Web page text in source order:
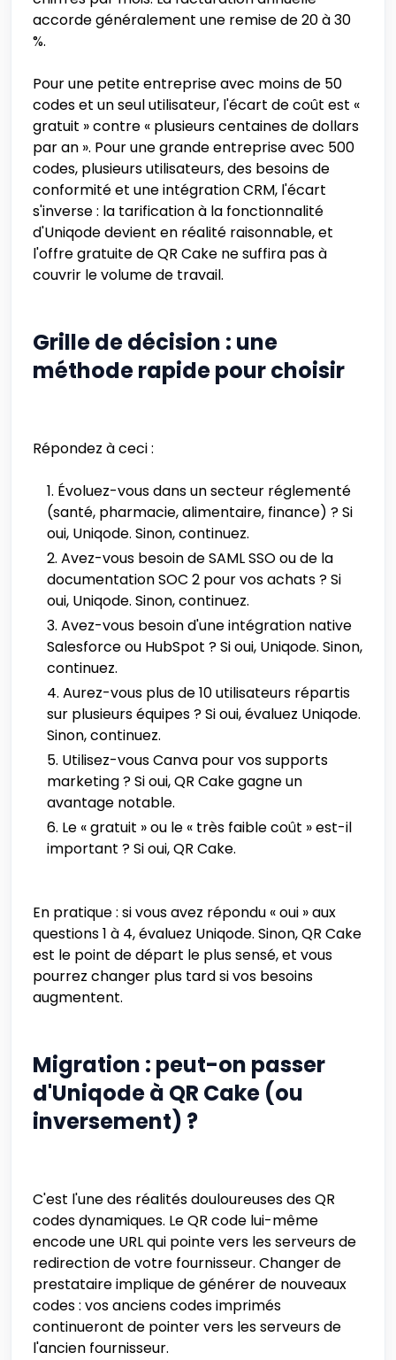
accorde généralement une remise de 20 à 30
%.
Pour une petite entreprise avec moins de 50
codes et un seul utilisateur, l'écart de coût est «
gratuit » contre « plusieurs centaines de dollars
par an ». Pour une grande entreprise avec 500
codes, plusieurs utilisateurs, des besoins de
conformité et une intégration CRM, l'écart
s'inverse : la tarification à la fonctionnalité
d'Uniqode devient en réalité raisonnable, et
l'offre gratuite de QR Cake ne suffira pas à
couvrir le volume de travail.
Grille de décision : une
méthode rapide pour choisir
Répondez à ceci :
Évoluez-vous dans un secteur réglementé
(santé, pharmacie, alimentaire, finance) ? Si
oui, Uniqode. Sinon, continuez.
Avez-vous besoin de SAML SSO ou de la
documentation SOC 2 pour vos achats ? Si
oui, Uniqode. Sinon, continuez.
Avez-vous besoin d'une intégration native
Salesforce ou HubSpot ? Si oui, Uniqode. Sinon,
continuez.
Aurez-vous plus de 10 utilisateurs répartis
sur plusieurs équipes ? Si oui, évaluez Uniqode.
Sinon, continuez.
Utilisez-vous Canva pour vos supports
marketing ? Si oui, QR Cake gagne un
avantage notable.
Le « gratuit » ou le « très faible coût » est-il
important ? Si oui, QR Cake.
En pratique : si vous avez répondu « oui » aux
questions 1 à 4, évaluez Uniqode. Sinon, QR Cake
est le point de départ le plus sensé, et vous
pourrez changer plus tard si vos besoins
augmentent.
Migration : peut-on passer
d'Uniqode à QR Cake (ou
inversement) ?
C'est l'une des réalités douloureuses des QR
codes dynamiques. Le QR code lui-même
encode une URL qui pointe vers les serveurs de
redirection de votre fournisseur. Changer de
prestataire implique de générer de nouveaux
codes : vos anciens codes imprimés
continueront de pointer vers les serveurs de
l'ancien fournisseur.